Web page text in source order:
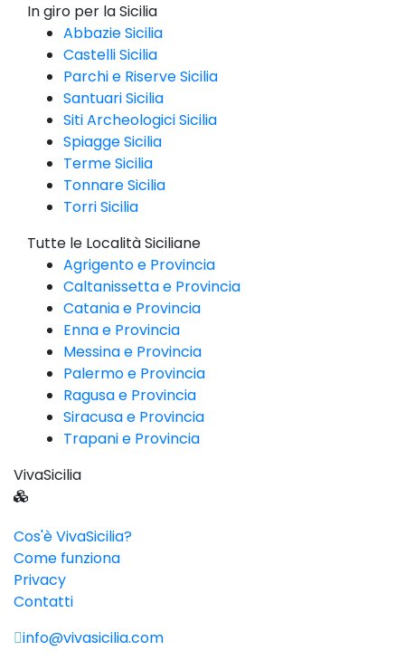
In giro per la Sicilia
Abbazie Sicilia
Castelli Sicilia
Parchi e Riserve Sicilia
Santuari Sicilia
Siti Archeologici Sicilia
Spiagge Sicilia
Terme Sicilia
Tonnare Sicilia
Torri Sicilia
Tutte le Località Siciliane
Agrigento e Provincia
Caltanissetta e Provincia
Catania e Provincia
Enna e Provincia
Messina e Provincia
Palermo e Provincia
Ragusa e Provincia
Siracusa e Provincia
Trapani e Provincia
VivaSicilia
Cos'è VivaSicilia?
Come funziona
Privacy
Contatti
info@vivasicilia.com